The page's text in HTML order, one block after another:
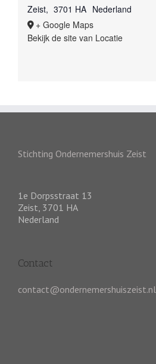
Zeist, 3701 HA Nederland
+ Google Maps
Bekijk de site van Locatie
Stichting Ondernemershuis Zeist
1e Dorpsstraat 13
Zeist, 3701 HA
Nederland
Contact
contact@ondernemershuiszeist.nl